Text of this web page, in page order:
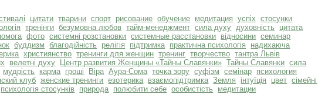
цитати тварини спорт рисование обучение медитация успіх
стосунки
тренінги безумовна любов тайм-менеджмент сила духу духовність
цитата
фото системні розстановки системные расстановки відносини семинар
буддизм благодійність релігія підтримка практична психологія
надихаюча
християнство тренинги для женщин тренинг творчество тантра Львів
велетні духу Центр развития Женщины «Тайны Славянки» Тайны Славянки сила
мудрість карма гроші Віра Аура-Сома точка зору суфізм семінар психология
клуб женские тренинги езотерика взаємопідтримка Земля інтуїція цвет сімейні
психологія стосунків природа полюбити себе особистість
медитации